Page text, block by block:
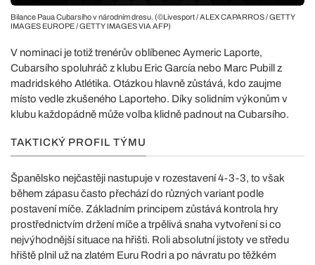
Bilance Paua Cubarsího v národním dresu. (©Livesport / ALEX CAPARROS / GETTY
IMAGES EUROPE / GETTY IMAGES VIA AFP)
V nominaci je totiž trenérův oblíbenec Aymeric Laporte,
Cubarsího spoluhráč z klubu Eric García nebo Marc Pubill z
madridského Atlétika. Otázkou hlavně zůstává, kdo zaujme
místo vedle zkušeného Laporteho. Díky solidním výkonům v
klubu každopádně může volba klidně padnout na Cubarsího.
TAKTICKÝ PROFIL TÝMU
Španělsko nejčastěji nastupuje v rozestavení 4-3-3, to však
během zápasu často přechází do různých variant podle
postavení míče. Základním principem zůstává kontrola hry
prostřednictvím držení míče a trpělivá snaha vytvoření si co
nejvýhodnější situace na hřišti. Roli absolutní jistoty ve středu
hřiště plnil už na zlatém Euru Rodri a po návratu po těžkém